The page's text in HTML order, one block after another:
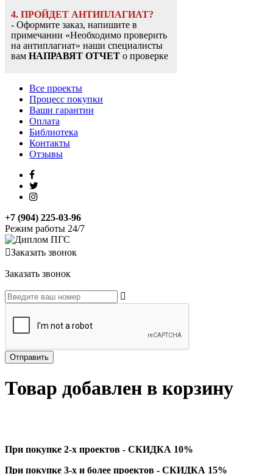
4. ПРОЙДЕТ АНТИПЛАГИАТ?
- Оформите заказ, напишите в
примечании «Необходимо проверить
на антиплагиат» наши специалисты
вам НАПРАВЯТ ОТЧЕТ о проверке
Все проекты
Процесс покупки
Ваши гарантии
Оплата
Библиотека
Контакты
Отзывы
+7 (904) 225-03-96
Режим работы 24/7
Заказать звонок
Заказать звонок
Товар добавлен в корзину
При покупке 2-х проектов - СКИДКА 10%
При покупке 3-х и более проектов - СКИДКА 15%